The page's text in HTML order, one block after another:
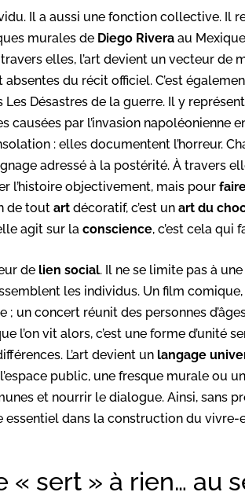
Il a aussi une fonction collective. Il
murales de Diego Rivera au
elles, l’art devient un vecteur de
du récit officiel. C’est
Les Désastres de la guerre. Il y
causées par l’invasion napoléonienne
: elles documentent l’horreur.
adressé à la postérité. À travers
l’histoire objectivement, mais pour
de tout art décoratif, c’est un art du
agit sur la conscience, c’est cela qui
de lien social. Il ne se limite pas à
les individus. Un film
un concert réunit des personnes
l’on vit alors, c’est une forme d’unité
L’art devient un langage
public, une fresque murale ou
et nourrir le dialogue. Ainsi, sans
essentiel dans la construction du vivre-
« sert » à rien… au